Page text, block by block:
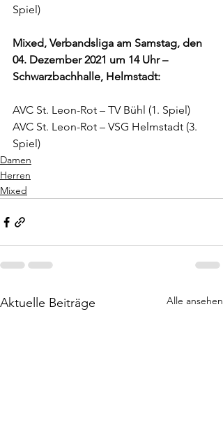
Spiel)
Mixed, Verbandsliga am Samstag, den
04. Dezember 2021 um 14 Uhr –
Schwarzbachhalle, Helmstadt:
AVC St. Leon-Rot – TV Bühl (1. Spiel)
AVC St. Leon-Rot – VSG Helmstadt (3.
Spiel)
Damen
Herren
Mixed
Aktuelle Beiträge Alle ansehen